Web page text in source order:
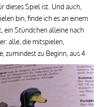
dieses Spiel ist. Und auch,
bin, finde ich es an einem
ein Stündchen alleine nach
alle, die mitspielen,
zumindest zu Beginn, aus 4